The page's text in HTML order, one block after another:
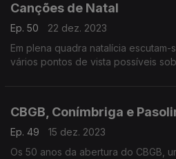
Canções de Natal
Ep. 50
22 dez. 2023
Em plena quadra natalícia
vários pontos de vista possíveis
CBGB, Conímbriga e
Ep. 49
15 dez. 2023
Os 50 anos da abertura do CBGB,